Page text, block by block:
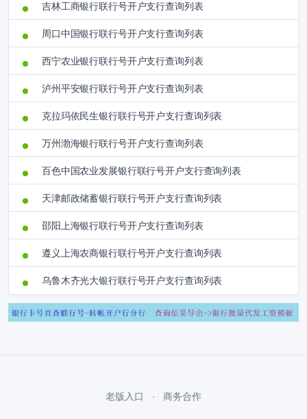
吉林工商银行联行号开户支行查询列表
周口中国银行联行号开户支行查询列表
西宁农业银行联行号开户支行查询列表
泸州平安银行联行号开户支行查询列表
克拉玛依民生银行联行号开户支行查询列表
万州渤海银行联行号开户支行查询列表
百色中国农业发展银行联行号开户支行查询列表
天津邮政储蓄银行联行号开户支行查询列表
邵阳上海银行联行号开户支行查询列表
遵义上海农商银行联行号开户支行查询列表
乌鲁木齐光大银行联行号开户支行查询列表
老版入口 商务合作